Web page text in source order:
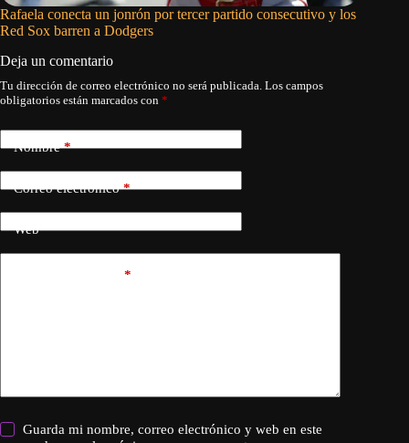
Rafaela conecta un jonrón por tercer partido consecutivo y los
Red Sox barren a Dodgers
Deja un comentario
Tu dirección de correo electrónico no será publicada. Los campos
obligatorios están marcados con *
Nombre*
Correo electrónico*
Web
*
Guarda mi nombre, correo electrónico y web en este